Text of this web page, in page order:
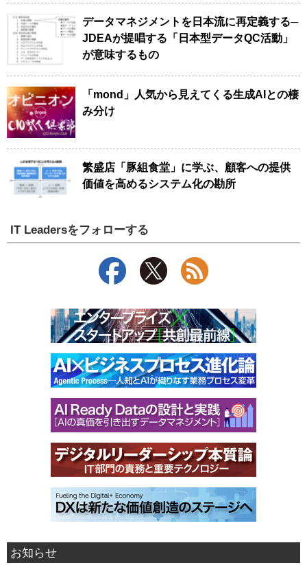
データマネジメントを日本流に再定義する─
JDEAが提唱する「日本型データQC活動」
が意味するもの
「mond」人気から見えてくる生成AIとの棲
み分け
繁盛店「豚組食堂」に学ぶ、顧客への提供
価値を高めるシステム化の勘所
IT Leadersをフォローする
お知らせ